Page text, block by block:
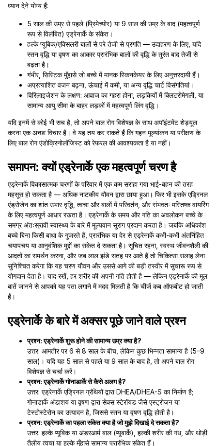
ध्यान देने योग्य हैं:
5 साल की उम्र से पहले (प्रिमेच्योर) या 9 साल की उम्र के बाद (महत्वपूर्ण
रूप से विलंबित) एड्रेनार्के के संकेत।
हल्के प्यूबिक/एक्सिलरी बालों से परे तेजी से प्रगति — उदाहरण के लिए, यदि
स्तन वृद्धि या वृषण का आकार प्रारंभिक बालों की वृद्धि के तुरंत बाद तेजी से
बढ़ता है।
गंभीर, सिस्टिक मुँहासे जो बच्चे में मानक स्किनकेयर के लिए अनुत्तरदायी हैं।
अप्रत्याशित वजन बढ़ना, ऊंचाई में कमी, या अन्य वृद्धि चार्ट विसंगतियां।
विरिलाइजेशन के लक्षण: आवाज का गहरा होना, लड़कियों में क्लिटरोमेगली, या
सामान्य आयु सीमा के बाहर लड़कों में महत्वपूर्ण लिंग वृद्धि।
यदि इनमें से कोई भी सच है, तो अपने बाल रोग विशेषज्ञ के साथ अपॉइंटमेंट शेड्यूल
करना एक अच्छा विचार है। वे यह तय कर सकते हैं कि गहन मूल्यांकन या परीक्षण के
लिए बाल रोग एंडोक्रिनोलॉजिस्ट को रेफरल की आवश्यकता है या नहीं।
समापन: क्यों एड्रेनार्के एक महत्वपूर्ण चरण है
एड्रेनार्के विकासात्मक चरणों के परिवार में एक कम सराहा गया भाई-बहन की तरह
महसूस हो सकता है — अधिक नाटकीय यौवन द्वारा छाया हुआ। फिर भी इसके एड्रिनल
एंड्रोजेन का शांत उभार वृद्धि, त्वचा और बालों में परिवर्तन, और संभवतः मस्तिष्क वायरिंग
के लिए महत्वपूर्ण आधार रखता है। एड्रेनार्के के समय और गति का अवलोकन बच्चे के
समग्र अंतःस्रावी स्वास्थ्य के बारे में मूल्यवान सुराग प्रदान करता है। जबकि अधिकांश
बच्चे बिना किसी बाधा के गुजरते हैं, प्रारंभिक या देर से एड्रेनार्के कभी-कभी अंतर्निहित
चयापचय या आनुवंशिक मुद्दों का संकेत दे सकता है। सूचित रहना, स्वस्थ जीवनशैली की
आदतों का समर्थन करना, और जब लाल झंडे सतह पर आते हैं तो चिकित्सा सलाह लेना
सुनिश्चित करेगा कि यह चरण यौवन और उससे आगे की बड़ी तस्वीर में सुचारू रूप से
योगदान देता है। याद रखें, हर शरीर की अपनी गति होती है — लेकिन एड्रेनार्के की मूल
बातें जानने से आपको यह पता लगाने में मदद मिलती है कि चीजें कब ऑफबीट हो जाती
हैं।
एड्रेनार्के के बारे में अक्सर पूछे जाने वाले प्रश्न
प्रश्न: एड्रेनार्के शुरू होने की सामान्य उम्र क्या है?
उत्तर: आमतौर पर 6 से 8 साल के बीच, लेकिन कुछ भिन्नता सामान्य है (5–9
साल)। यदि यह 5 साल से पहले या 9 साल के बाद है, तो अपने बाल रोग
विशेषज्ञ से चर्चा करें।
प्रश्न: एड्रेनार्के गोनाडार्के से कैसे अलग है?
उत्तर: एड्रेनार्के एड्रिनल ग्रंथियों द्वारा DHEA/DHEA-S का निर्माण है;
गोनाडार्के अंडाशय या वृषण द्वारा सेक्स स्टेरॉयड जैसे एस्ट्रोजन या
टेस्टोस्टेरोन का उत्पादन है, जिससे स्तन या वृषण वृद्धि होती है।
प्रश्न: एड्रेनार्के का पहला संकेत क्या है जो मुझे दिखाई दे सकता है?
उत्तर: हल्के प्यूबिक या अंडरआर्म बाल (प्यूबार्के), हल्की शरीर की गंध, और थोड़ी
तैलीय त्वचा या हल्के मुँहासे सामान्य प्रारंभिक संकेत हैं।